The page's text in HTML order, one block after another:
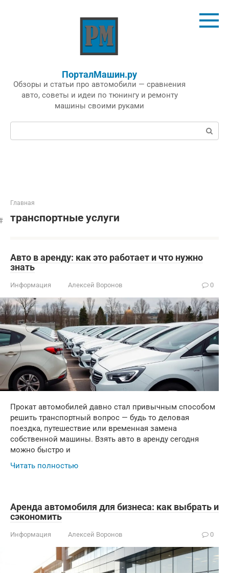
ПорталМашин.ру
Обзоры и статьи про автомобили — сравнения
авто, советы и идеи по тюнингу и ремонту
машины своими руками
Поиск:
Главная
транспортные услуги
Авто в аренду: как это работает и что нужно
знать
Информация Алексей Воронов 0
Прокат автомобилей давно стал привычным способом
решить транспортный вопрос — будь то деловая
поездка, путешествие или временная замена
собственной машины. Взять авто в аренду сегодня
можно быстро и
Читать полностью
Аренда автомобиля для бизнеса: как выбрать и
сэкономить
Информация Алексей Воронов 0